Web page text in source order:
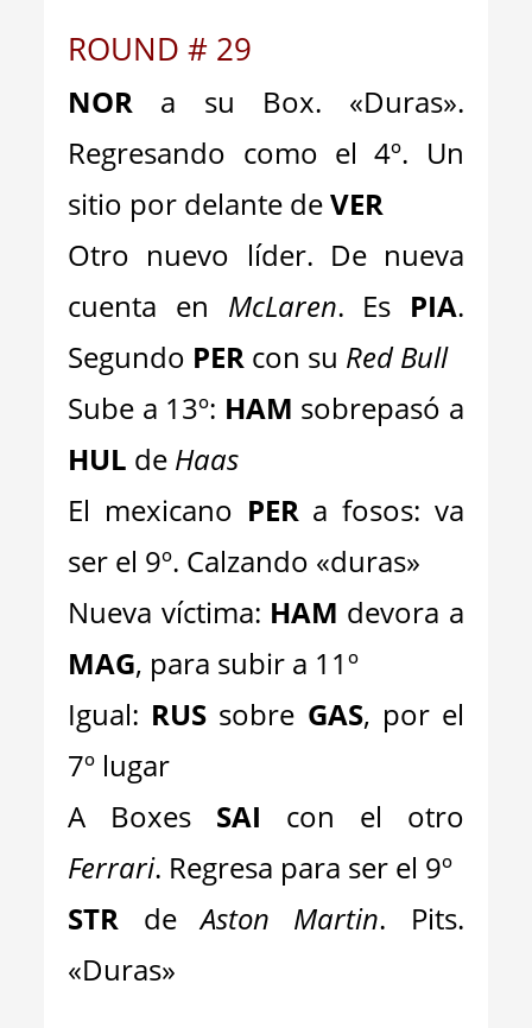
ROUND # 29
NOR a su Box. «Duras».
Regresando como el 4º. Un
sitio por delante deVER
Otro nuevo líder. De nueva
cuenta en McLaren. Es PIA.
Segundo PER con su Red Bull
Sube a 13º: HAM sobrepasó a
HUL de Haas
El mexicano PER a fosos: va
ser el 9º. Calzando «duras»
Nueva víctima: HAM devora a
MAG, para subir a 11º
Igual: RUS sobre GAS, por el
7º lugar
A Boxes SAI con el otro
Ferrari. Regresa para ser el 9º
STR deAston Martin. Pits.
«Duras»